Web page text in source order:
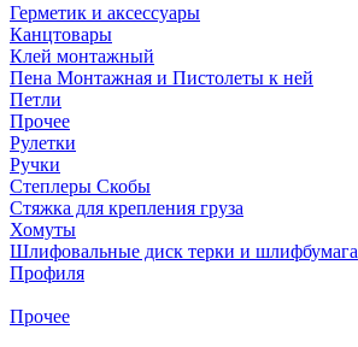
Герметик и аксессуары
Канцтовары
Клей монтажный
Пена Монтажная и Пистолеты к ней
Петли
Прочее
Рулетки
Ручки
Степлеры Скобы
Стяжка для крепления груза
Хомуты
Шлифовальные диск терки и шлифбумага
Профиля
Прочее